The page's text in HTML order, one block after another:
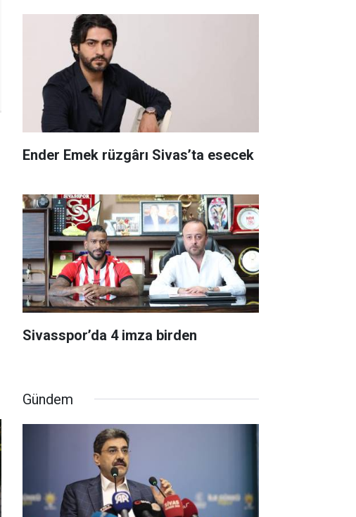
Ender Emek rüzgârı Sivas’ta esecek
Sivasspor’da 4 imza birden
Gündem